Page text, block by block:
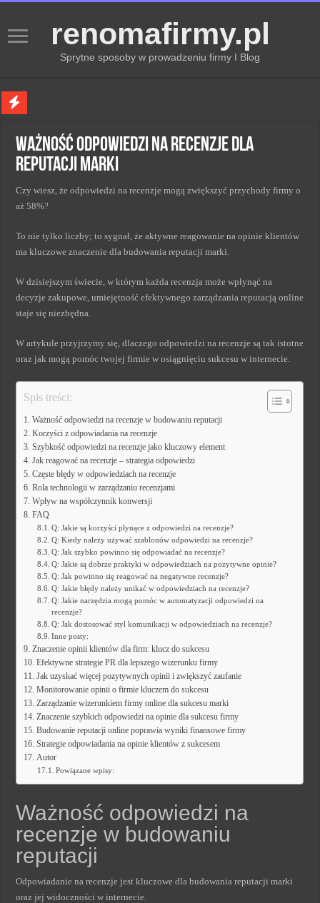
renomafirmy.pl
Sprytne sposoby w prowadzeniu firmy I Blog
Kiedy zmieniać strategię PR dla lepszych wyników
Monitorowanie wizerunku w sieci kluczem do sukcesu
Kryzys a zmiana strategii PR w skutecznym zarządzaniu
Ważność odpowiedzi na recenzje dla
reputacji marki
Czy wiesz, że odpowiedzi na recenzje mogą zwiększyć przychody firmy o
aż 58%?
To nie tylko liczby; to sygnał, że aktywne reagowanie na opinie klientów
ma kluczowe znaczenie dla budowania reputacji marki.
W dzisiejszym świecie, w którym każda recenzja może wpłynąć na
decyzje zakupowe, umiejętność efektywnego zarządzania reputacją online
staje się niezbędna.
W artykule przyjrzymy się, dlaczego odpowiedzi na recenzje są tak istotne
oraz jak mogą pomóc twojej firmie w osiągnięciu sukcesu w internecie.
Spis treści:
Ważność odpowiedzi na recenzje w budowaniu reputacji
Korzyści z odpowiadania na recenzje
Szybkość odpowiedzi na recenzje jako kluczowy element
Jak reagować na recenzje – strategia odpowiedzi
Częste błędy w odpowiedziach na recenzje
Rola technologii w zarządzaniu recenzjami
Wpływ na współczynnik konwersji
FAQ
Q: Jakie są korzyści płynące z odpowiedzi na recenzje?
Q: Kiedy należy używać szablonów odpowiedzi na recenzje?
Q: Jak szybko powinno się odpowiadać na recenzje?
Q: Jakie są dobrze praktyki w odpowiedziach na pozytywne opinie?
Q: Jak powinno się reagować na negatywne recenzje?
Q: Jakie błędy należy unikać w odpowiedziach na recenzje?
Q: Jakie narzędzia mogą pomóc w automatyzacji odpowiedzi na
recenzje?
Q: Jak dostosować styl komunikacji w odpowiedziach na recenzje?
Inne posty:
Znaczenie opinii klientów dla firm: klucz do sukcesu
Efektywne strategie PR dla lepszego wizerunku firmy
Jak uzyskać więcej pozytywnych opinii i zwiększyć zaufanie
Monitorowanie opinii o firmie kluczem do sukcesu
Zarządzanie wizerunkiem firmy online dla sukcesu marki
Znaczenie szybkich odpowiedzi na opinie dla sukcesu firmy
Budowanie reputacji online poprawia wyniki finansowe firmy
Strategie odpowiadania na opinie klientów z sukcesem
Autor
Powiązane wpisy:
Ważność odpowiedzi na
recenzje w budowaniu
reputacji
Odpowiadanie na recenzje jest kluczowe dla budowania reputacji marki
oraz jej widoczności w internecie.